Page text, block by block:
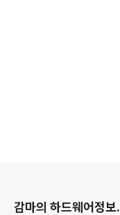
감마의 하드웨어정보.